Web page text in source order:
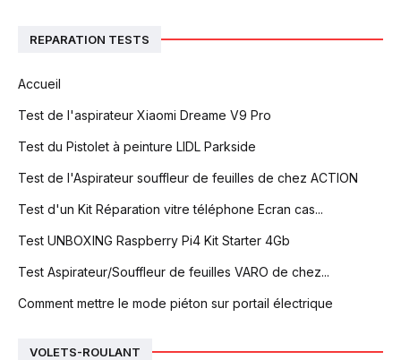
REPARATION TESTS
Accueil
Test de l'aspirateur Xiaomi Dreame V9 Pro
Test du Pistolet à peinture LIDL Parkside
Test de l'Aspirateur souffleur de feuilles de chez ACTION
Test d'un Kit Réparation vitre téléphone Ecran cas...
Test UNBOXING Raspberry Pi4 Kit Starter 4Gb
Test Aspirateur/Souffleur de feuilles VARO de chez...
Comment mettre le mode piéton sur portail électrique
VOLETS-ROULANT